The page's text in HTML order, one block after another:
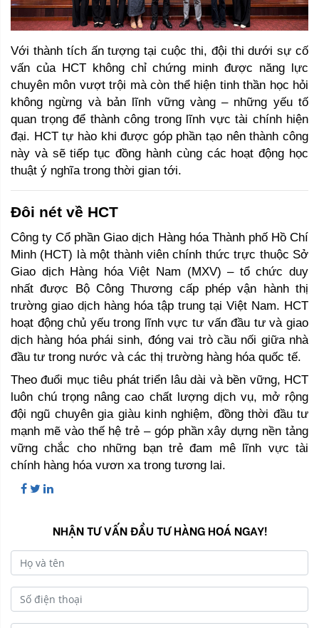
Với thành tích ấn tượng tại cuộc thi, đội thi dưới sự cố
vấn của HCT không chỉ chứng minh được năng lực
chuyên môn vượt trội mà còn thể hiện tinh thần học hỏi
không ngừng và bản lĩnh vững vàng – những yếu tố
quan trọng để thành công trong lĩnh vực tài chính hiện
đại. HCT tự hào khi được góp phần tạo nên thành công
này và sẽ tiếp tục đồng hành cùng các hoạt động học
thuật ý nghĩa trong thời gian tới.
Đôi nét về HCT
Công ty Cổ phần Giao dịch Hàng hóa Thành phố Hồ Chí
Minh (HCT) là một thành viên chính thức trực thuộc Sở
Giao dịch Hàng hóa Việt Nam (MXV) – tổ chức duy
nhất được Bộ Công Thương cấp phép vận hành thị
trường giao dịch hàng hóa tập trung tại Việt Nam. HCT
hoạt động chủ yếu trong lĩnh vực tư vấn đầu tư và giao
dịch hàng hóa phái sinh, đóng vai trò cầu nối giữa nhà
đầu tư trong nước và các thị trường hàng hóa quốc tế.
Theo đuổi mục tiêu phát triển lâu dài và bền vững, HCT
luôn chú trọng nâng cao chất lượng dịch vụ, mở rộng
đội ngũ chuyên gia giàu kinh nghiệm, đồng thời đầu tư
mạnh mẽ vào thế hệ trẻ – góp phần xây dựng nền tảng
vững chắc cho những bạn trẻ đam mê lĩnh vực tài
chính hàng hóa vươn xa trong tương lai.
NHẬN TƯ VẤN ĐẦU TƯ HÀNG HOÁ NGAY!